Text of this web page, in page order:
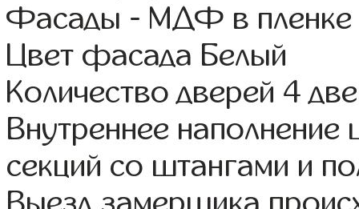
Фасады - МДФ в
Цвет фасада Белый
Количество дверей 4
Внутреннее
секций со штангами и